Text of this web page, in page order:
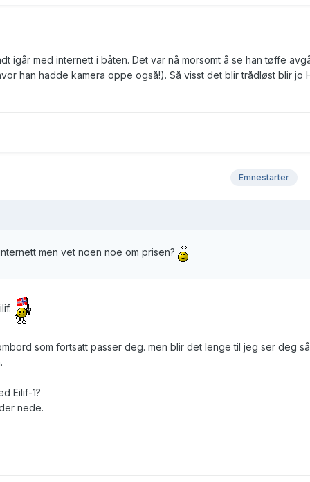
igår med internett i båten. Det var nå morsomt å se han tøffe
han hadde kamera oppe også!). Så visst det blir trådløst blir jo
Emnestarter
men vet noen noe om prisen?
som fortsatt passer deg. men blir det lenge til jeg ser deg
Eilif-1?
nede.